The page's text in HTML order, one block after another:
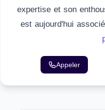
expertise et son
est aujourd'hui
Appeler